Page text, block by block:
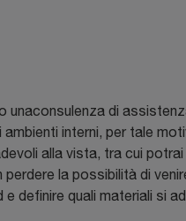
di
interni, per tale
alla vista, tra cui
la possibilità di
definire quali materiali si